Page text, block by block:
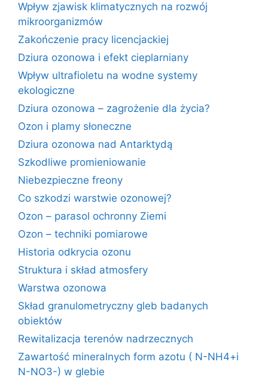
Wpływ zjawisk klimatycznych na rozwój
mikroorganizmów
Zakończenie pracy licencjackiej
Dziura ozonowa i efekt cieplarniany
Wpływ ultrafioletu na wodne systemy
ekologiczne
Dziura ozonowa – zagrożenie dla życia?
Ozon i plamy słoneczne
Dziura ozonowa nad Antarktydą
Szkodliwe promieniowanie
Niebezpieczne freony
Co szkodzi warstwie ozonowej?
Ozon – parasol ochronny Ziemi
Ozon – techniki pomiarowe
Historia odkrycia ozonu
Struktura i skład atmosfery
Warstwa ozonowa
Skład granulometryczny gleb badanych
obiektów
Rewitalizacja terenów nadrzecznych
Zawartość mineralnych form azotu ( N-NH4+i
N-NO3-) w glebie